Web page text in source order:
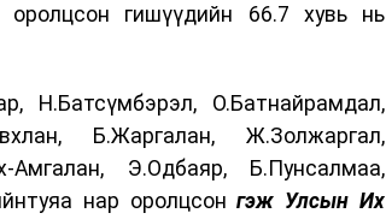
оролцсон гишүүдийн 66.7 хувь нь
Н.Батсүмбэрэл, О.Батнайрамдал,
Б.Жаргалан, Ж.Золжаргал,
Э.Одбаяр, Б.Пунсалмаа,
нар оролцсонгэж Улсын Их